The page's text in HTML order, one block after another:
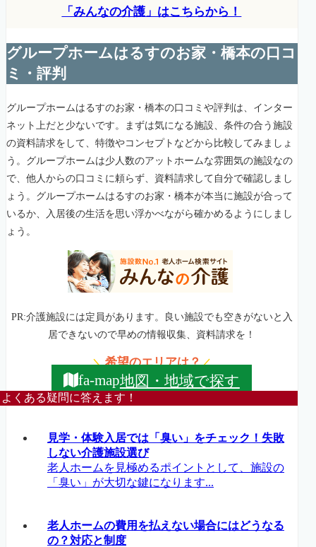
「みんなの介護」はこちらから！
グループホームはるすのお家・橋本の口コ
ミ・評判
グループホームはるすのお家・橋本の口コミや評判は、インター
ネット上だと少ないです。まずは気になる施設、条件の合う施設
の資料請求をして、特徴やコンセプトなどから比較してみましょ
う。グループホームは少人数のアットホームな雰囲気の施設なの
で、他人からの口コミに頼らず、資料請求して自分で確認しまし
ょう。グループホームはるすのお家・橋本が本当に施設が合って
いるか、入居後の生活を思い浮かべながら確かめるようにしまし
ょう。
PR:介護施設には定員があります。良い施設でも空きがないと入
居できないので早めの情報収集、資料請求を！
＼希望のエリアは？／
fa-map地図・地域で探す
よくある疑問に答えます！
見学・体験入居では「臭い」をチェック！失敗
しない介護施設選び
老人ホームを見極めるポイントとして、施設の
「臭い」が大切な鍵になります...
老人ホームの費用を払えない場合にはどうなる
の？対応と制度